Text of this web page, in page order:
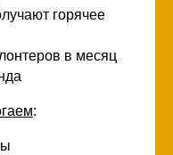
горячее
в месяц
: